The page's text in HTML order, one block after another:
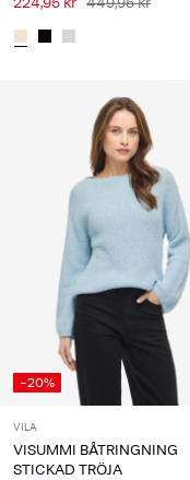
-20%
VILA
VISUMMI BÅTRINGNING
STICKAD TRÖJA